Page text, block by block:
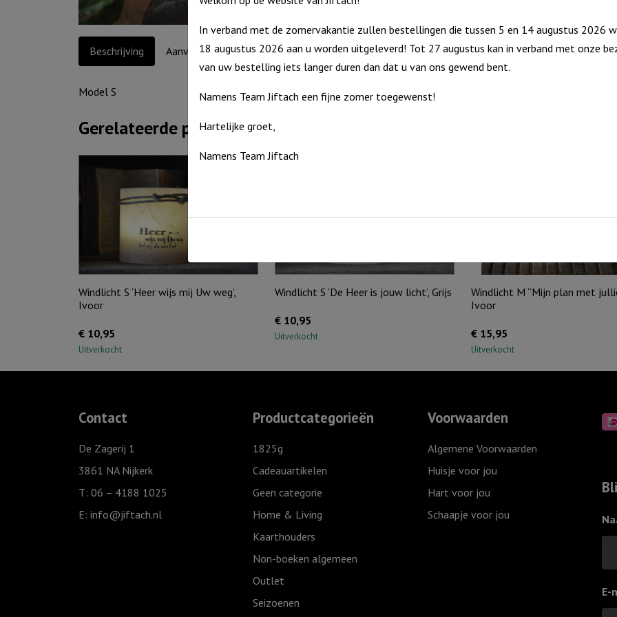
Beschrijving
Aanvullende informatie
Model S
Gerelateerde producten
Windlicht S ‘Heer wijs mij Uw weg’,
Ivoor
€ 10,95
Uitverkocht
Windlicht S ‘De Heer is jouw licht’, Grijs
€ 10,95
Uitverkocht
Windlicht M “Mijn plan met
Ivoor
€ 15,95
Uitverkocht
Contact
De Zagerij 1
3861 NA Nijkerk
T: 06 – 4188 1025
E: info@jiftach.nl
Productcategorieën
1825g
Cadeauartikelen
Geen categorie
Home & Living
Kaarthouders
Non-boeken algemeen
Outlet
Seizoenen
Voorwaarden
Algemene Voorwaarden
Huisje voor jou
Hart voor jou
Schaapje voor jou
E-
In verband met de zomervakantie zullen bestellingen die tussen 5 en 14 augustus 2026
18 augustus 2026 aan u worden uitgeleverd! Tot 27 augustus kan in verband met onze
van uw bestelling iets langer duren dan dat u van ons gewend bent.
Namens Team Jiftach een fijne zomer toegewenst!
Hartelijke groet,
Namens Team Jiftach